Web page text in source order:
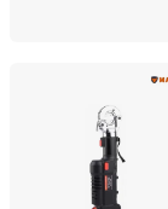
Wenling Manniu
Zhejiang,